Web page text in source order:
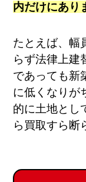
内だけにあり
たとえば、幅
らず法律上建
であっても新
に低くなりが
的に土地とし
ら買取すら断